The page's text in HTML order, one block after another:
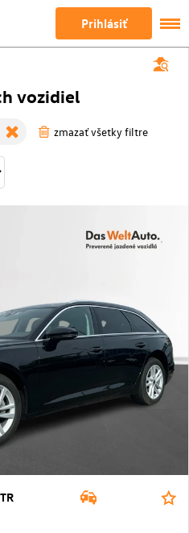
Prihlásiť
vozidiel
zmazať všetky filtre